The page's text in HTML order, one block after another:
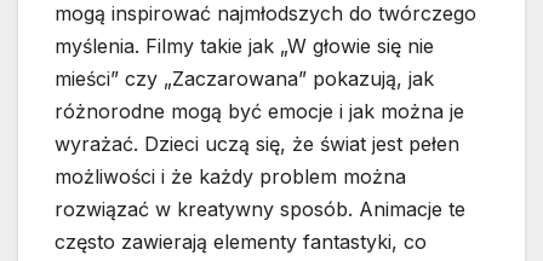
mogą inspirować najmłodszych do twórczego
myślenia. Filmy takie jak „W głowie się nie
mieści” czy „Zaczarowana” pokazują, jak
różnorodne mogą być emocje i jak można je
wyrażać. Dzieci uczą się, że świat jest pełen
możliwości i że każdy problem można
rozwiązać w kreatywny sposób. Animacje te
często zawierają elementy fantastyki, co